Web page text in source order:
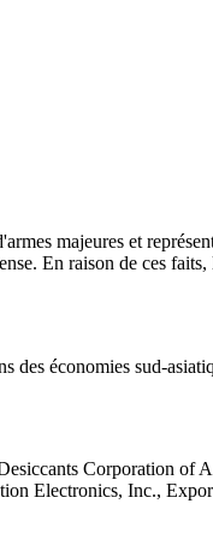
majeures et
En raison de ces
des économies sud-
Corporation
Electronics, Inc.,